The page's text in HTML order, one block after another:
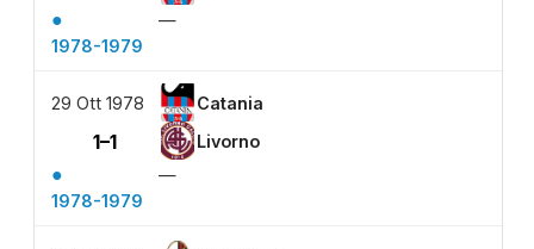
●
—
1978-1979
29 Ott 1978 Catania
1–1 Livorno
●
—
1978-1979